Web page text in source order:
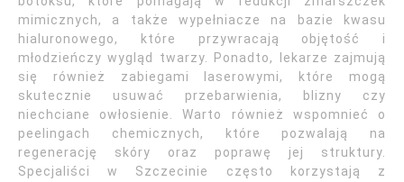
mimicznych, a także wypełniacze na bazie kwasu
hialuronowego, które przywracają objętość i
młodzieńczy wygląd twarzy. Ponadto, lekarze zajmują
się również zabiegami laserowymi, które mogą
skutecznie usuwać przebarwienia, blizny czy
niechciane owłosienie. Warto również wspomnieć o
peelingach chemicznych, które pozwalają na
regenerację skóry oraz poprawę jej struktury.
Specjaliści w Szczecinie często korzystają z